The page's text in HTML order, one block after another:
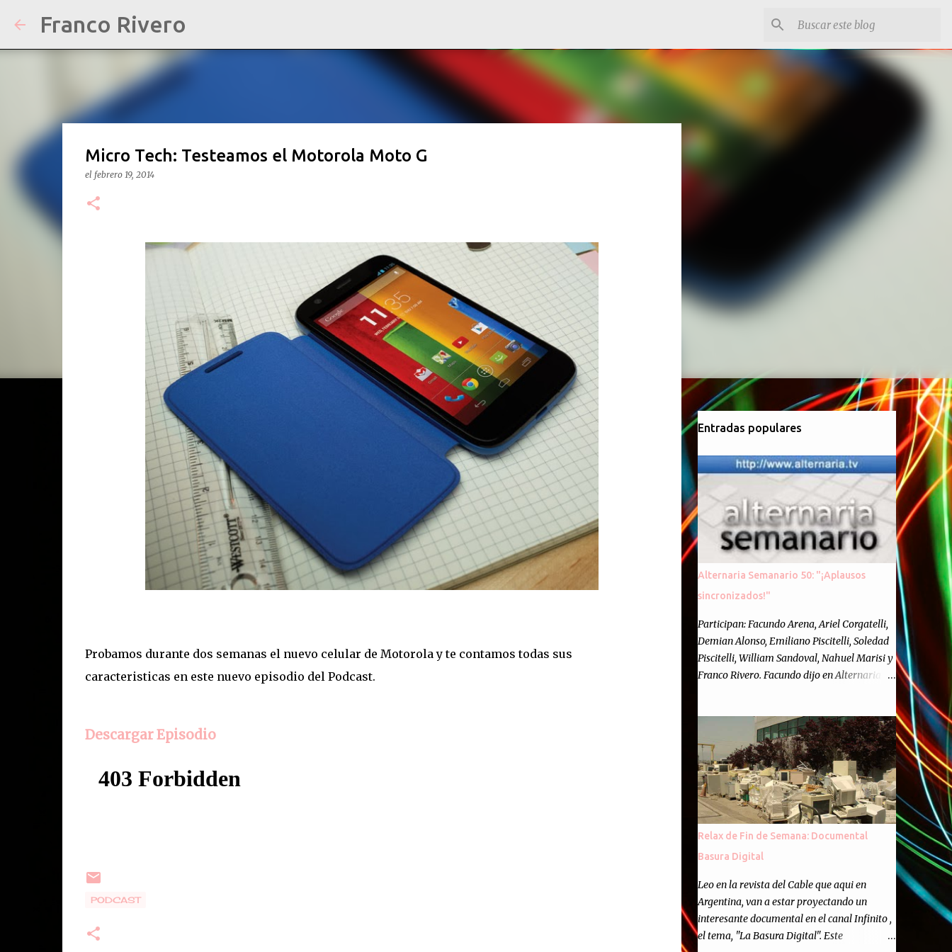
Franco Rivero
Micro Tech: Testeamos el Motorola Moto G
el febrero 19, 2014
Probamos durante dos semanas el nuevo celular de Motorola y te contamos todas sus
caracteristicas en este nuevo episodio del Podcast.
Descargar Episodio
PODCAST
Entradas populares
Alternaria Semanario 50: "¡Aplausos
sincronizados!"
Participan: Facundo Arena, Ariel Corgatelli,
Demian Alonso, Emiliano Piscitelli, Soledad
Piscitelli, William Sandoval, Nahuel Marisi y
Franco Rivero. Facundo dijo en Alternaria :
Cincuenta ocasiones para ponernos en
contacto con ustedes y contarles las noticias
de tecnología más importantes, desde
nuestra propia óptica: un punto de vista
independiente e informal.Para festejarlo, se
nos ocurrió que estemos todos juntos; y
cuando digo "todos" me refiero a toda la
semanario como panelista, y a ustedes. Por
eso se nos ocurrió la idea de emitir video en
vivo. La tarea no fué facil, hubo que
coordinar horarios, preparar el estudio,
configurar muchos programejos y hacer
Relax de Fin de Semana: Documental
Basura Digital
Leo en la revista del Cable que aqui en
Argentina, van a estar proyectando un
interesante documental en el canal Infinito ,
el tema, "La Basura Digital". Este